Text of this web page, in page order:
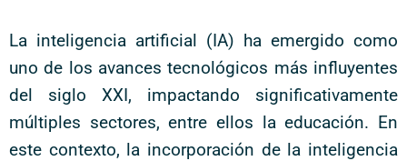
La inteligencia artificial (IA) ha emergido como
uno de los avances tecnológicos más influyentes
del siglo XXI, impactando significativamente
múltiples sectores, entre ellos la educación. En
este contexto, la incorporación de la inteligencia